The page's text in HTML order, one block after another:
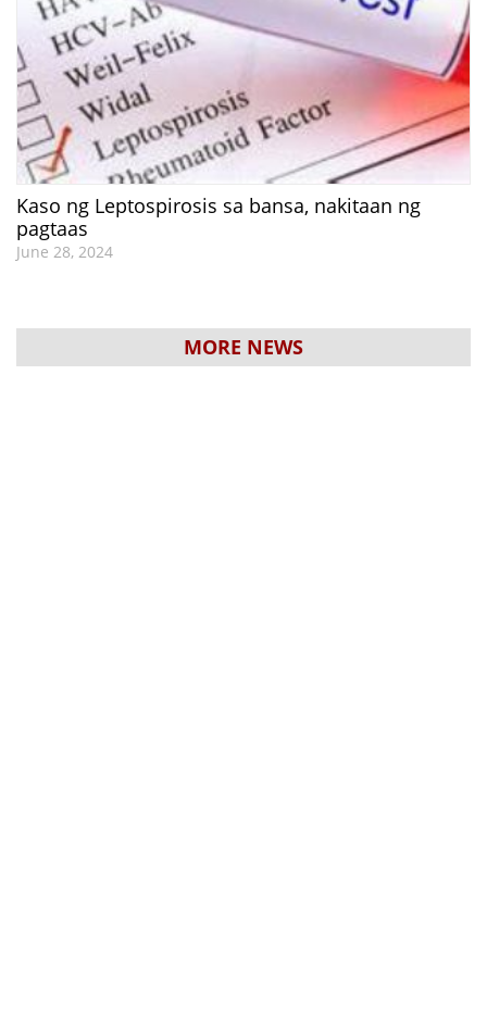
Kaso ng Leptospirosis sa bansa, nakitaan ng
pagtaas
June 28, 2024
MORE NEWS